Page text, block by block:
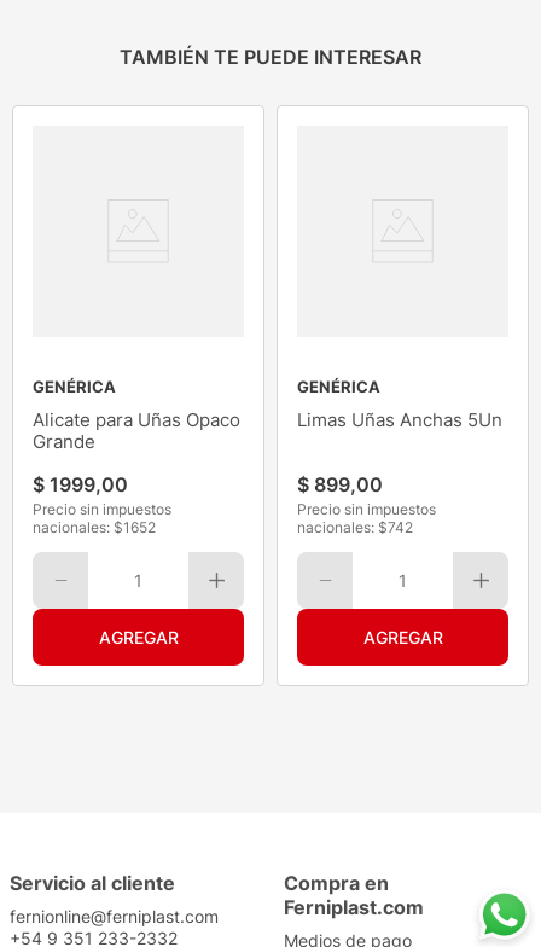
TAMBIÉN TE PUEDE INTERESAR
GENÉRICA
Alicate para Uñas Opaco
Grande
$ 1999,00
Precio sin impuestos
nacionales: $1652
1
GENÉRICA
Limas Uñas Anchas 5Un
$ 899,00
Precio sin impuestos
nacionales: $742
1
Servicio al cliente
fernionline@ferniplast.com
+54 9 351 233-2332
Compra en
Ferniplast.com
Medios de pago